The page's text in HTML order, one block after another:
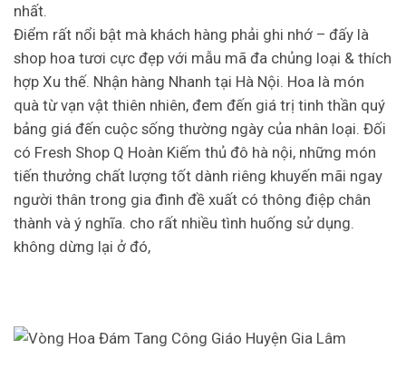
nhất.
Điểm rất nổi bật mà khách hàng phải ghi nhớ – đấy là
shop hoa tươi cực đẹp với mẫu mã đa chủng loại & thích
hợp Xu thế. Nhận hàng Nhanh tại Hà Nội. Hoa là món
quà từ vạn vật thiên nhiên, đem đến giá trị tinh thần quý
bảng giá đến cuộc sống thường ngày của nhân loại. Đối
có Fresh Shop Q Hoàn Kiếm thủ đô hà nội, những món
tiến thưởng chất lượng tốt dành riêng khuyến mãi ngay
người thân trong gia đình đề xuất có thông điệp chân
thành và ý nghĩa. cho rất nhiều tình huống sử dụng.
không dừng lại ở đó,